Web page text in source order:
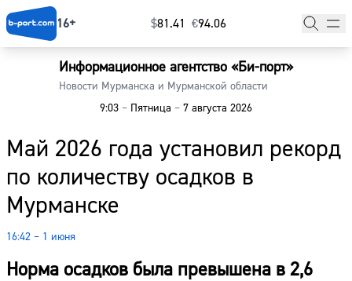
16+ $⁠81.41 €⁠94.06
Информационное агентство «Би-порт»
Новости Мурманска и Мурманской области
9:03 – Пятница – 7 августа 2026
Май 2026 года установил рекорд
по количеству осадков в
Мурманске
16:42 – 1 июня
Норма осадков была превышена в 2,6
Главная
Наши гости
Фоторепортажи
Погода
Курсы валют